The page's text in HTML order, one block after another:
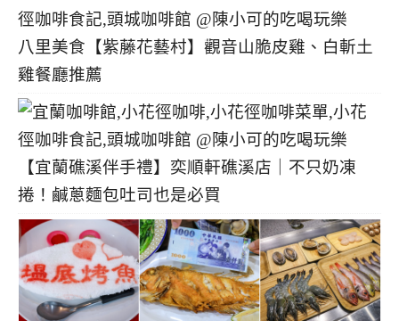
八里美食【紫藤花藝村】觀音山脆皮雞、白斬土
雞餐廳推薦
【宜蘭礁溪伴手禮】奕順軒礁溪店｜不只奶凍
捲！鹹蔥麵包吐司也是必買